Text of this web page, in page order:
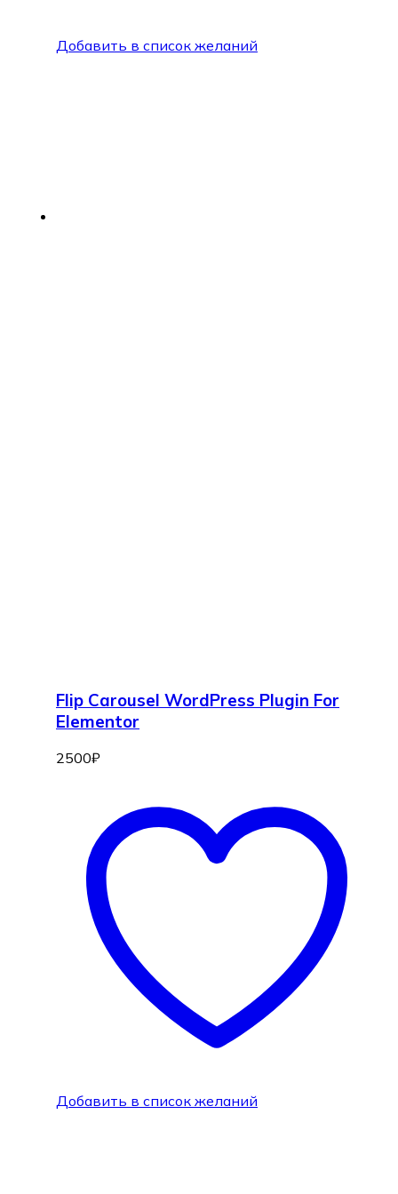
Добавить в список желаний
Flip Carousel WordPress Plugin For
Elementor
2500₽
Добавить в список желаний